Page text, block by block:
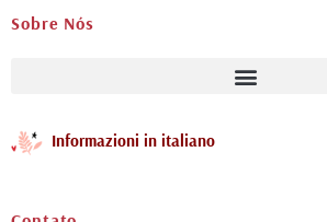
Sobre Nós
Informazioni in italiano